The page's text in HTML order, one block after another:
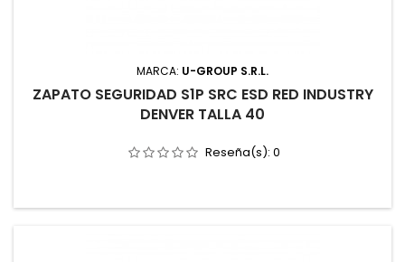
MARCA: U-GROUP S.R.L.
ZAPATO SEGURIDAD S1P SRC ESD RED INDUSTRY
DENVER TALLA 40
Reseña(s): 0